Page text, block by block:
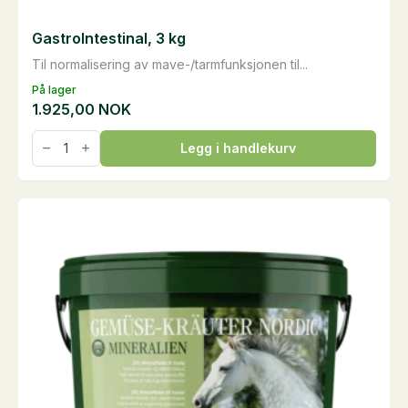
På lager
Til normalisering av mave-/tarmfunksjonen til...
GastroIntestinal, 3 kg
1.925,00 NOK
GastroIntestinal,
kg
antall
Legg i handlekurv